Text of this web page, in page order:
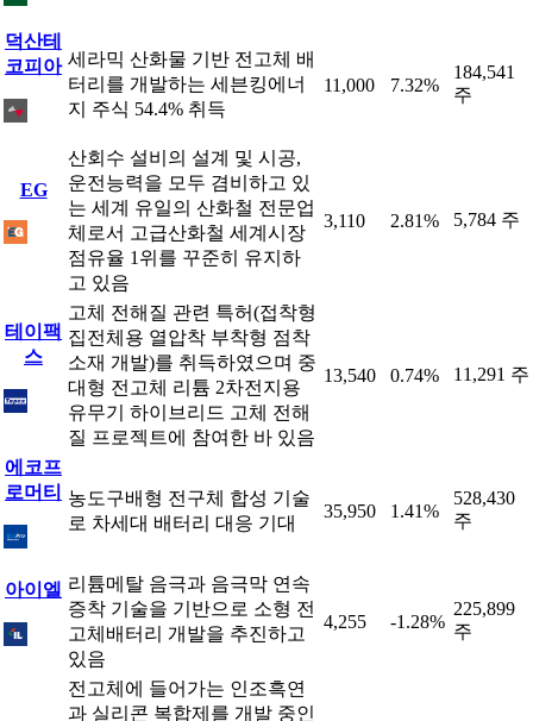
덕산테
코피아 세라믹 산화물 기반 전고체 배
터리를 개발하는 세븐킹에너
지 주식 54.4% 취득
11,000 7.32%
184,541
주
EG
산회수 설비의 설계 및 시공,
운전능력을 모두 겸비하고 있
는 세계 유일의 산화철 전문업
체로서 고급산화철 세계시장
점유율 1위를 꾸준히 유지하
고 있음
3,110 2.81% 5,784 주
테이팩
스
고체 전해질 관련 특허(접착형
집전체용 열압착 부착형 점착
소재 개발)를 취득하였으며 중
대형 전고체 리튬 2차전지용
유무기 하이브리드 고체 전해
질 프로젝트에 참여한 바 있음
13,540 0.74% 11,291 주
에코프
로머티 농도구배형 전구체 합성 기술
로 차세대 배터리 대응 기대
35,950 1.41%
528,430
주
아이엘 리튬메탈 음극과 음극막 연속
증착 기술을 기반으로 소형 전
고체배터리 개발을 추진하고
있음
4,255 -1.28%
225,899
주
전고체에 들어가는 인조흑연
과 실리콘 복합제를 개발 중인